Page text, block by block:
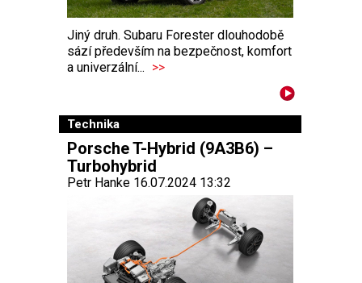
Jiný druh. Subaru Forester dlouhodobě
sází především na bezpečnost, komfort
a univerzální... >>
Technika
Porsche T-Hybrid (9A3B6) –
Turbohybrid
Petr Hanke 16.07.2024 13:32